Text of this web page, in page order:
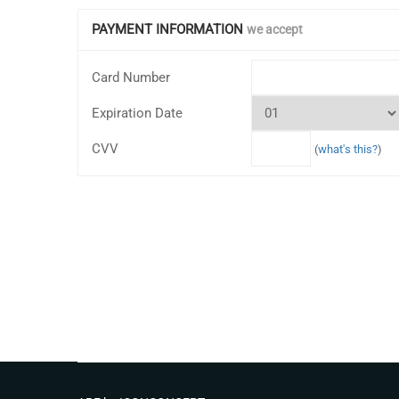
PAYMENT INFORMATION we accept
Card Number
Expiration Date
CVV (what's this?)